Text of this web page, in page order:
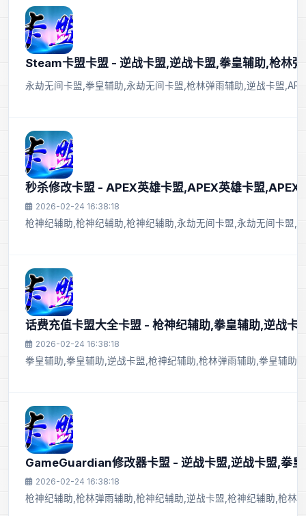
Steam卡盟卡盟 - 逆战卡盟,逆战卡盟,拳皇辅助,枪林
永劫无间卡盟,拳皇辅助,永劫无间卡盟,枪林弹雨辅助,逆战卡盟
秒杀修改卡盟 - APEX英雄卡盟,APEX英雄卡盟,APEX
2026-02-24 16:38:18
枪神纪辅助,枪神纪辅助,枪神纪辅助,永劫无间卡盟,永劫无间卡盟,
话费充值卡盟大全卡盟 - 枪神纪辅助,拳皇辅助,逆战卡
2026-02-24 16:38:18
拳皇辅助,拳皇辅助,逆战卡盟,枪神纪辅助,枪林弹雨辅助,拳皇辅助,
GameGuardian修改器卡盟 - 逆战卡盟,逆战卡盟,拳
2026-02-24 16:38:18
枪神纪辅助,枪林弹雨辅助,枪神纪辅助,逆战卡盟,枪神纪辅助,枪林